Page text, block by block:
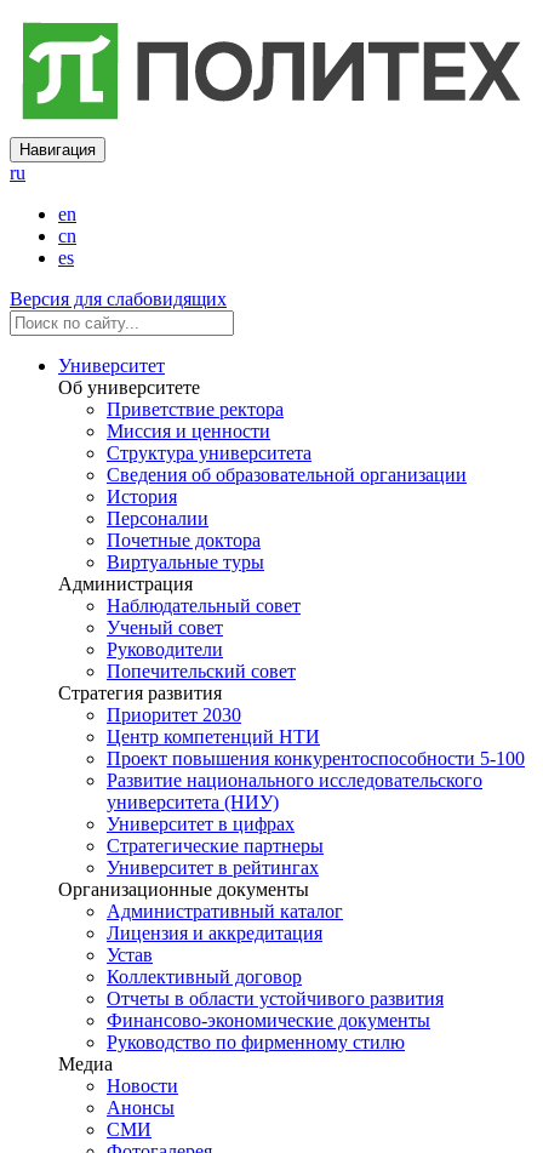
Навигация
ru
en
cn
es
Версия для слабовидящих
Университет
Об университете
Приветствие ректора
Миссия и ценности
Структура университета
Сведения об образовательной организации
История
Персоналии
Почетные доктора
Виртуальные туры
Администрация
Наблюдательный совет
Ученый совет
Руководители
Попечительский совет
Стратегия развития
Приоритет 2030
Центр компетенций НТИ
Проект повышения конкурентоспособности 5-100
Развитие национального исследовательского
университета (НИУ)
Университет в цифрах
Стратегические партнеры
Университет в рейтингах
Организационные документы
Административный каталог
Лицензия и аккредитация
Устав
Коллективный договор
Отчеты в области устойчивого развития
Финансово-экономические документы
Руководство по фирменному стилю
Медиа
Новости
Анонсы
СМИ